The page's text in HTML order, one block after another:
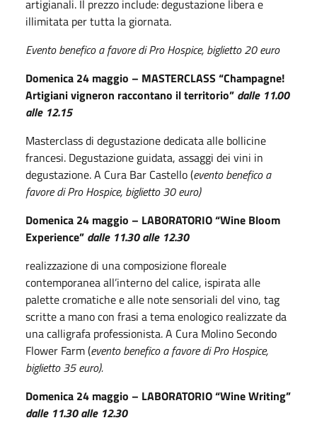
artigianali. Il prezzo include: degustazione libera e
illimitata per tutta la giornata.
Evento benefico a favore di Pro Hospice, biglietto 20 euro
Domenica 24 maggio – MASTERCLASS “Champagne!
Artigiani vigneron raccontano il territorio” dalle 11.00
alle 12.15
Masterclass di degustazione dedicata alle bollicine
francesi. Degustazione guidata, assaggi dei vini in
degustazione. A Cura Bar Castello (evento benefico a
favore di Pro Hospice, biglietto 30 euro)
Domenica 24 maggio – LABORATORIO “Wine Bloom
Experience” dalle 11.30 alle 12.30
realizzazione di una composizione floreale
contemporanea all’interno del calice, ispirata alle
palette cromatiche e alle note sensoriali del vino, tag
scritte a mano con frasi a tema enologico realizzate da
una calligrafa professionista. A Cura Molino Secondo
Flower Farm (evento benefico a favore di Pro Hospice,
biglietto 35 euro).
Domenica 24 maggio – LABORATORIO “Wine Writing”
dalle 11.30 alle 12.30